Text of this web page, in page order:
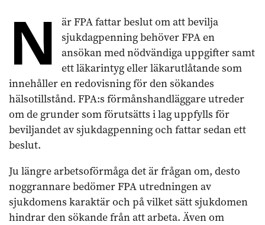
N
är FPA fattar beslut om att bevilja
sjukdagpenning behöver FPA en
ansökan med nödvändiga uppgifter samt
ett läkarintyg eller läkarutlåtande som
innehåller en redovisning för den sökandes
hälsotillstånd. FPA:s förmånshandläggare utreder
om de grunder som förutsätts i lag uppfylls för
beviljandet av sjukdagpenning och fattar sedan ett
beslut.
Ju längre arbetsoförmåga det är frågan om, desto
noggrannare bedömer FPA utredningen av
sjukdomens karaktär och på vilket sätt sjukdomen
hindrar den sökande från att arbeta. Även om